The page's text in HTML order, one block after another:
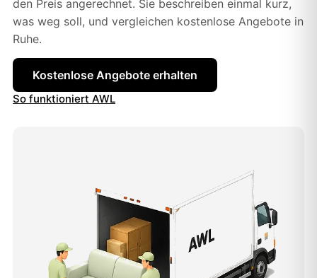
den Preis angerechnet. Sie beschreiben einmal kurz,
was weg soll, und vergleichen kostenlose Angebote in
Ruhe.
Kostenlose Angebote erhalten
So funktioniert AWL